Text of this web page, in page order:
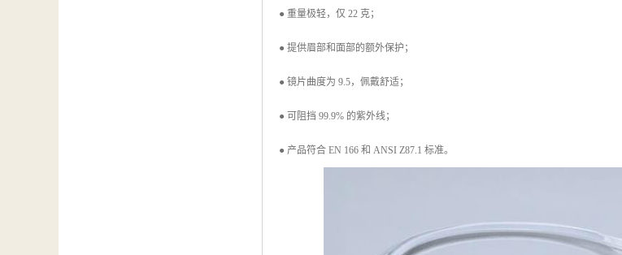
● 重量极轻，仅 22 克；
● 提供眉部和面部的额外保护；
● 镜片曲度为 9.5，佩戴舒适；
● 可阻挡 99.9% 的紫外线；
● 产品符合 EN 166 和 ANSI Z87.1 标准。